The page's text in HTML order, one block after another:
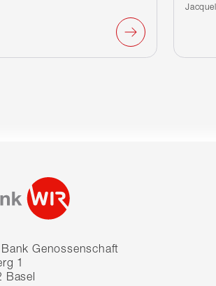
Genossenschaft
1
Basel